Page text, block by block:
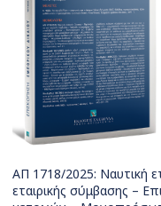
ΑΠ 1718/2025: Ναυτική
εταιρικής σύμβασης –